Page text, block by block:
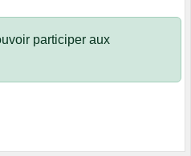
participer aux